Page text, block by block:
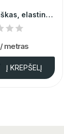
Originalus, itališkas, elastingas gėlėtas džinsas
/ metras
Į KREPŠELĮ